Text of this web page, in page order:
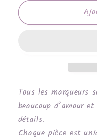
Mini
métallique
de
Mini
Tous les marqueurs
beaucoup d’amour
détails.
Chaque pièce est